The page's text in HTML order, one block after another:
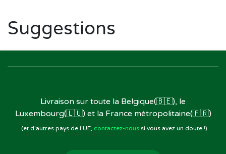
Suggestions
Livraison sur toute la Belgique(🇧🇪), le
Luxembourg(🇱🇺) et la France métropolitaine(🇫🇷)
(et d'autres pays de l'UE, contactez-noussi vous avez un doute !)